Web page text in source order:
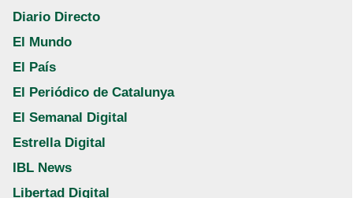
Diario Directo
El Mundo
El País
El Periódico de Catalunya
El Semanal Digital
Estrella Digital
IBL News
Libertad Digital